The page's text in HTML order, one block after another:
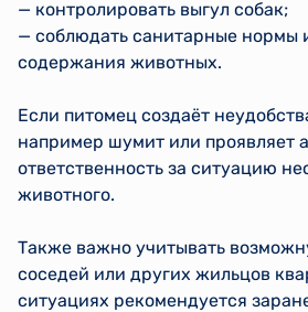
— контролировать выгул собак;
— соблюдать санитарные нормы
содержания животных.
Если питомец создаёт
например шумит или проявляет
ответственность за ситуацию
животного.
Также важно учитывать
соседей или других жильцов
ситуациях рекомендуется